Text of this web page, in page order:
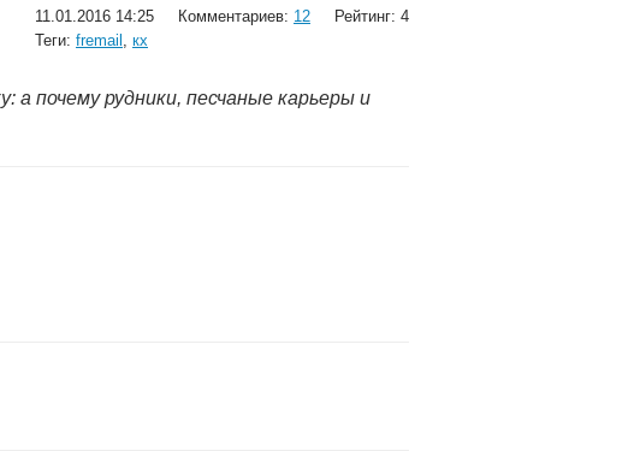
11.01.2016 14:25 Комментариев: 12
Рейтинг: 4
Теги: fremail , кх
а почему рудники, песчаные карьеры и